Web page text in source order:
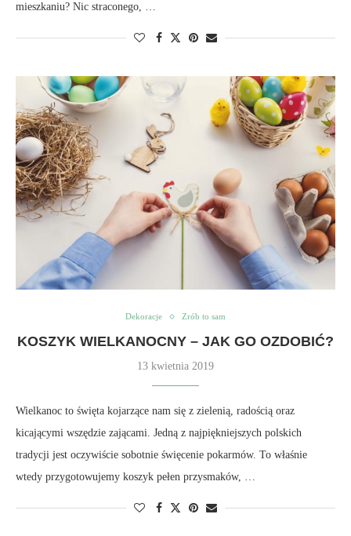
mieszkaniu? Nic straconego, …
Dekoracje Zrób to sam
KOSZYK WIELKANOCNY – JAK GO OZDOBIĆ?
13 kwietnia 2019
Wielkanoc to święta kojarzące nam się z zielenią, radością oraz
kicającymi wszędzie zającami. Jedną z najpiękniejszych polskich
tradycji jest oczywiście sobotnie święcenie pokarmów. To właśnie
wtedy przygotowujemy koszyk pełen przysmaków, …